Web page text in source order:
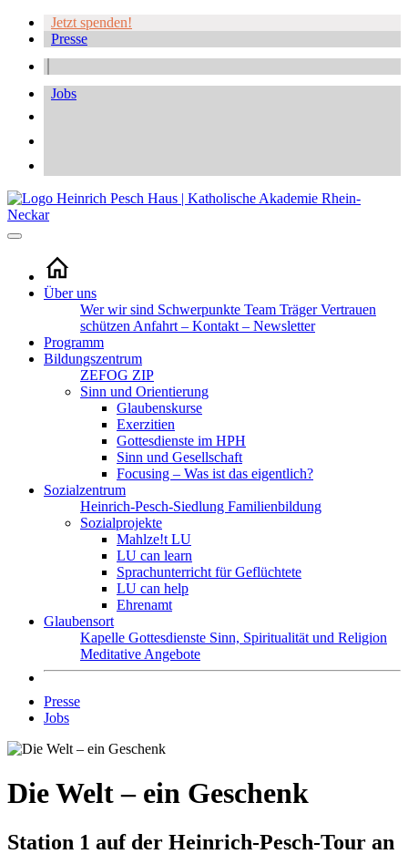
Jetzt spenden!
Presse
Jobs
Über uns
Wer wir sind Schwerpunkte Team TrägerVertrauen
schützen Anfahrt – Kontakt – Newsletter
Programm
Bildungszentrum
ZEFOG ZIP
Sinn und Orientierung
Glaubenskurse
Exerzitien
Gottesdienste im HPH
Sinn und Gesellschaft
Focusing – Was ist das eigentlich?
Sozialzentrum
Heinrich-Pesch-Siedlung Familienbildung
Sozialprojekte
Mahlze!t LU
LU can learn
Sprachunterricht für Geflüchtete
LU can help
Ehrenamt
Glaubensort
Kapelle Gottesdienste Sinn, Spiritualität und Religion
Meditative Angebote
Presse
Jobs
Die Welt – ein Geschenk
Station 1 auf der Heinrich-Pesch-Tour an